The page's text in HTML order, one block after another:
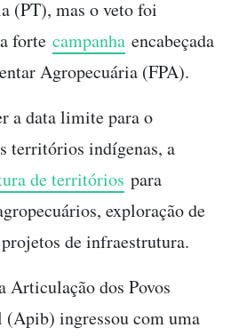
(PT), mas o veto foi
forte campanha encabeçada
Agropecuária (FPA).
a data limite para o
territórios indígenas, a
de territórios para
exploração de
de infraestrutura.
Articulação dos Povos
ingressou com uma